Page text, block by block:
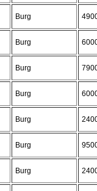
Burg
Burg
Burg
Burg
Burg
Burg
Burg